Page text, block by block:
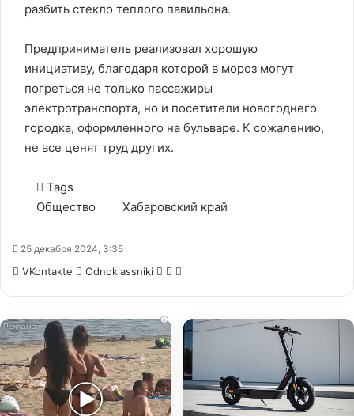
разбить стекло теплого павильона.
Предприниматель реализовал хорошую
инициативу, благодаря которой в мороз могут
погреться не только пассажиры
электротранспорта, но и посетители новогоднего
городка, оформленного на бульваре. К сожалению,
не все ценят труд других.
Tags
Общество
Хабаровский край
25 декабря 2024, 3:35
VKontakte Odnoklassniki WhatsApp
Telegram
i